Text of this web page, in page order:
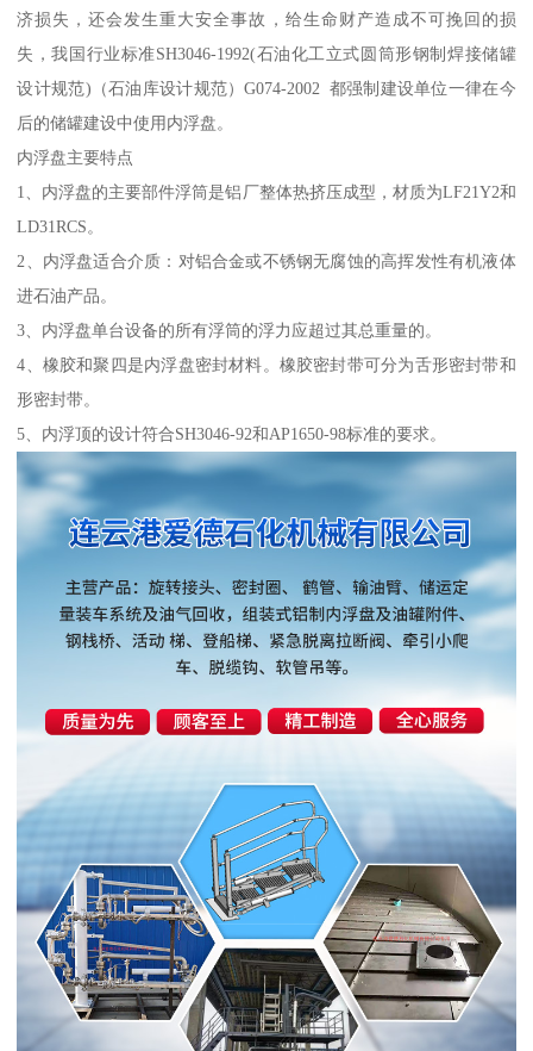
济损失，还会发生重大安全事故，给生命财产造成不可挽回的损
失，我国行业标准SH3046-1992(石油化工立式圆筒形钢制焊接储罐
设计规范)（石油库设计规范）G074-2002 都强制建设单位一律在今
后的储罐建设中使用内浮盘。
内浮盘主要特点
1、内浮盘的主要部件浮筒是铝厂整体热挤压成型，材质为LF21Y2和
LD31RCS。
2、内浮盘适合介质：对铝合金或不锈钢无腐蚀的高挥发性有机液体
进石油产品。
3、内浮盘单台设备的所有浮筒的浮力应超过其总重量的。
4、橡胶和聚四是内浮盘密封材料。橡胶密封带可分为舌形密封带和
形密封带。
5、内浮顶的设计符合SH3046-92和AP1650-98标准的要求。